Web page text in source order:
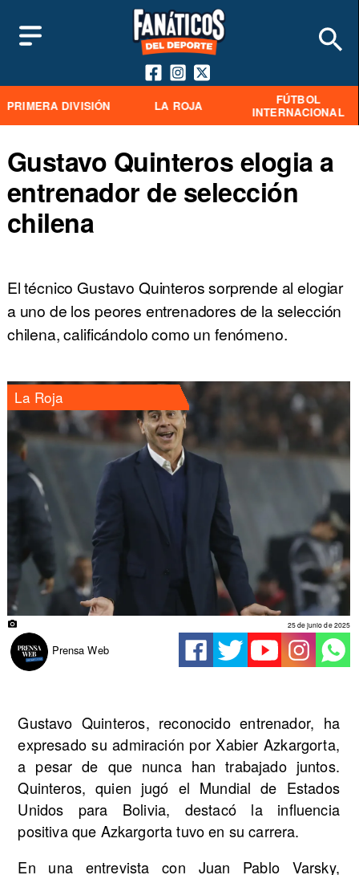
PRIMERA DIVISIÓN LA ROJA
FÚTBOL
INTERNACIONAL
Gustavo Quinteros elogia a
entrenador de selección
chilena
El técnico Gustavo Quinteros sorprende al elogiar
a uno de los peores entrenadores de la selección
chilena, calificándolo como un fenómeno.
La Roja
Prensa Web
25 de junio de 2025
Gustavo Quinteros, reconocido entrenador, ha
expresado su admiración por Xabier Azkargorta,
a pesar de que nunca han trabajado juntos.
Quinteros, quien jugó el Mundial de Estados
Unidos para Bolivia, destacó la influencia
positiva que Azkargorta tuvo en su carrera.
En una entrevista con Juan Pablo Varsky,